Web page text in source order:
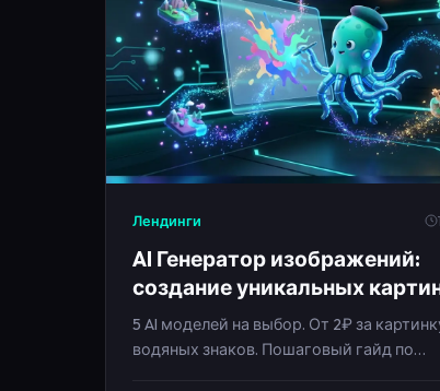
Лендинги
AI Генератор изображений:
создание уникальных
нейросетью
5 AI моделей на выбор. От 2₽ за
водяных знаков. Пошаговый гайд по